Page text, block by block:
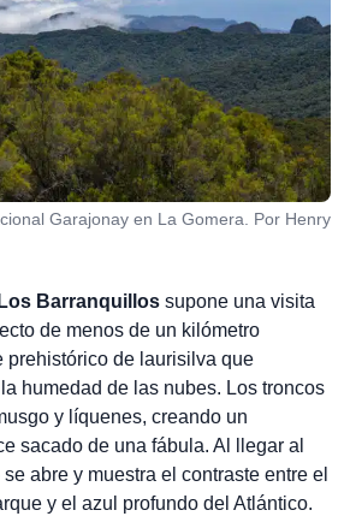
Garajonay en La Gomera. Por Henry
Barranquillossupone una visita
de menos de un kilómetro
prehistórico de laurisilva que
humedad de las nubes. Los troncos
y líquenes, creando un
sacado de una fábula. Al llegar al
abre y muestra el contraste entre el
y el azul profundo del Atlántico.